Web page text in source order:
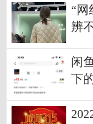
“网
辨
闲
下